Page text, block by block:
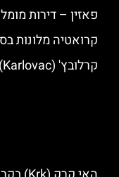
פאזין – דירות
קרואטיה מלונות
קרלובץ' (Karlovac) מלונות מומלצים